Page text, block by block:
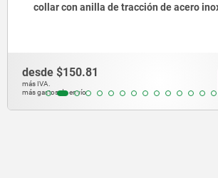
anilla de tracción de acero inoxidable
desde $140.27
más IVA.
más gastos de envío